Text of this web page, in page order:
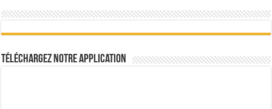
Téléchargez notre Application